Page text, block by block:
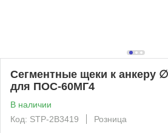
Сегментные щеки к анкеру
для ПОС-60МГ4
В наличии
Код: STP-2B3419
Розница